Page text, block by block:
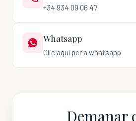
+34 934 09 06 47
Whatsapp
Clic aquí per a whatsapp
Demanar